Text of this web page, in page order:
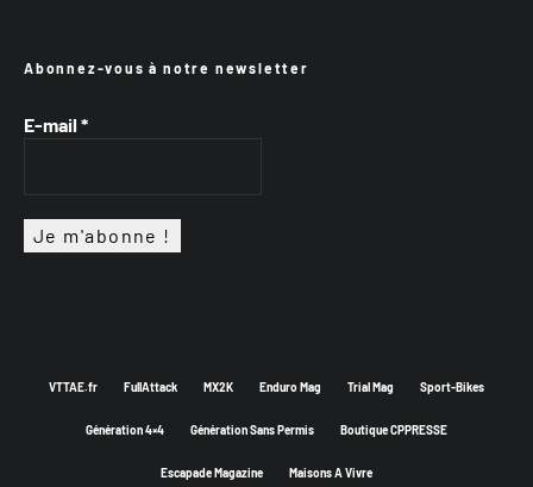
Abonnez-vous à notre newsletter
E-mail *
VTTAE.fr FullAttack MX2K Enduro Mag Trial Mag Sport-Bikes
Génération 4×4 Génération Sans Permis Boutique CPPRESSE
Escapade Magazine Maisons A Vivre